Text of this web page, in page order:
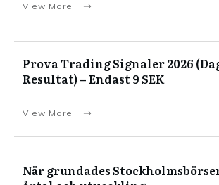
View More
Prova Trading Signaler 2026
Resultat) – Endast 9 SEK
View More
När grundades